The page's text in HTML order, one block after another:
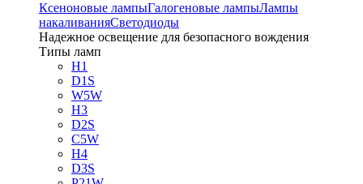
Ксеноновые лампыГалогеновые лампыЛампы
накаливанияСветодиоды
Надежное освещение для безопасного вождения
Типы ламп
H1
D1S
W5W
H3
D2S
C5W
H4
D3S